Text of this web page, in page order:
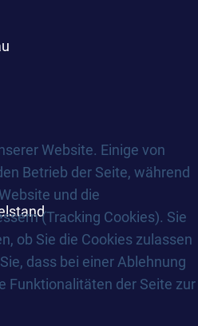
Website. Einige von
Betrieb der Seite, während
und die
(Tracking Cookies). Sie
ob Sie die Cookies zulassen
dass bei einer Ablehnung
Funktionalitäten der Seite zur